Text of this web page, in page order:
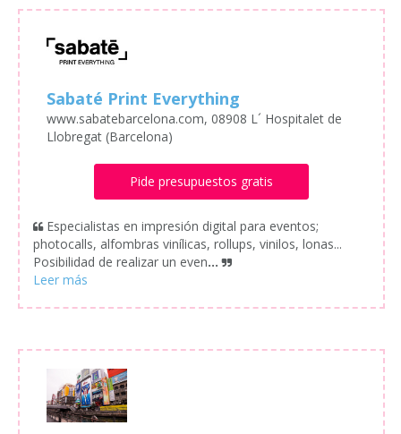
Sabaté Print Everything
www.sabatebarcelona.com, 08908 L´ Hospitalet de
Llobregat (Barcelona)
Pide presupuestos gratis
Especialistas en impresión digital para eventos;
photocalls, alfombras vinílicas, rollups, vinilos, lonas...
Posibilidad de realizar un even...